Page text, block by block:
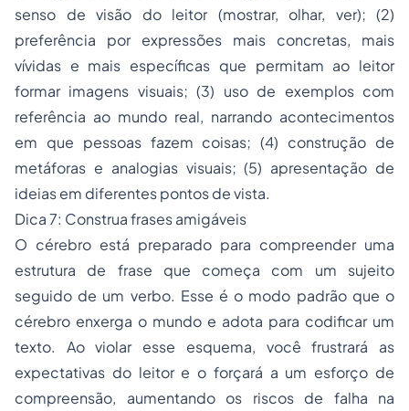
senso de visão do leitor (mostrar, olhar, ver); (2)
preferência por expressões mais concretas, mais
vívidas e mais específicas que permitam ao leitor
formar imagens visuais; (3) uso de exemplos com
referência ao mundo real, narrando acontecimentos
em que pessoas fazem coisas; (4) construção de
metáforas e analogias visuais; (5) apresentação de
ideias em diferentes pontos de vista.
Dica 7: Construa frases amigáveis
O cérebro está preparado para compreender uma
estrutura de frase que começa com um sujeito
seguido de um verbo. Esse é o modo padrão que o
cérebro enxerga o mundo e adota para codificar um
texto. Ao violar esse esquema, você frustrará as
expectativas do leitor e o forçará a um esforço de
compreensão, aumentando os riscos de falha na